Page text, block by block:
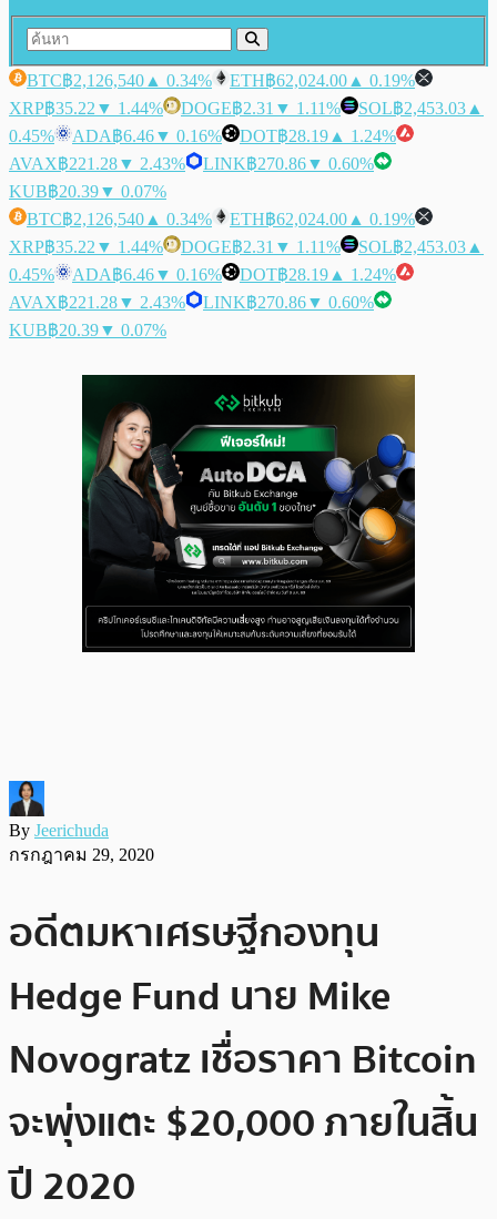
BTC฿2,126,540 ▲ 0.34% ETH฿62,024.00 ▲ 0.19%
XRP฿35.22 ▼ 1.44% DOGE฿2.31 ▼ 1.11% SOL฿2,453.03 ▲
0.45%
ADA฿6.46▼ 0.16% DOT฿28.19 ▲ 1.24%
AVAX฿221.28▼ 2.43% LINK฿270.86▼ 0.60%
KUB฿20.39▼ 0.07%
BTC฿2,126,540 ▲ 0.34% ETH฿62,024.00 ▲ 0.19%
XRP฿35.22 ▼ 1.44% DOGE฿2.31 ▼ 1.11% SOL฿2,453.03 ▲
0.45%
ADA฿6.46▼ 0.16% DOT฿28.19 ▲ 1.24%
AVAX฿221.28▼ 2.43% LINK฿270.86▼ 0.60%
KUB฿20.39▼ 0.07%
By Jeerichuda
กรกฎาคม 29, 2020
อดีตมหาเศรษฐีกองทุน
Hedge Fund นาย Mike
Novogratz เชื่อราคา Bitcoin
จะพุ่งแตะ $20,000 ภายในสิ้น
ปี 2020